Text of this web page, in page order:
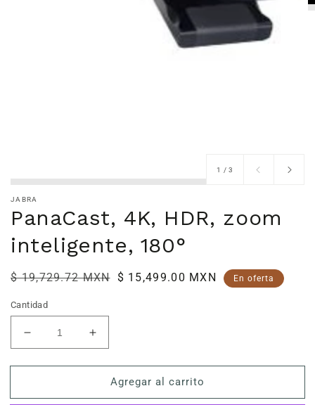
1 /de
3
JABRA
PanaCast, 4K, HDR, zoom
inteligente, 180°
Precio
$ 19,729.72 MXN Precio
$ 15,499.00 MXN En oferta
Cantidad
Reducir
cantidad
para
4K,
Aumentar
cantidad
para
PanaCast,
4K,
Agregar al carrito